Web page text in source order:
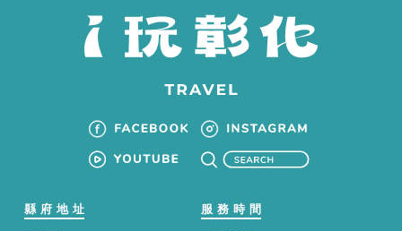
縣府地址 服務時間